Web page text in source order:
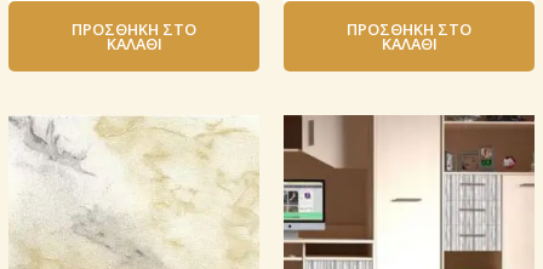
ΠΡΟΣΘΉΚΗ ΣΤΟ
ΚΑΛΆΘΙ
ΠΡΟΣΘΉΚΗ ΣΤΟ
ΚΑΛΆΘΙ